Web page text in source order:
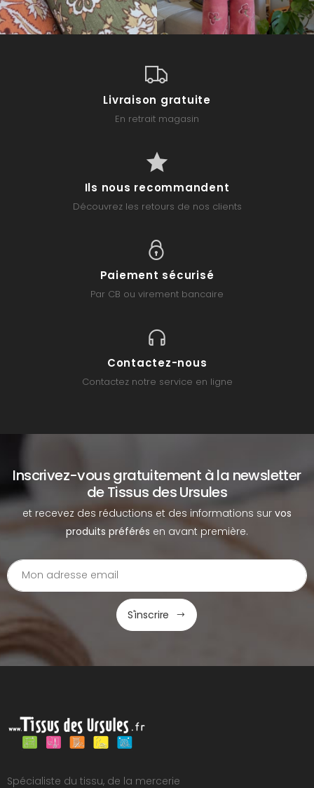
Livraison gratuite
En retrait magasin
Ils nous recommandent
Découvrez les retours de nos clients
Paiement sécurisé
Par CB ou virement bancaire
Contactez-nous
Contactez notre service en ligne
Inscrivez-vous gratuitement à la newsletter
de Tissus des Ursules
et recevez des réductions et des informations sur vos
produits préférés en avant première.
S'inscrire
Spécialiste du tissu, de la mercerie